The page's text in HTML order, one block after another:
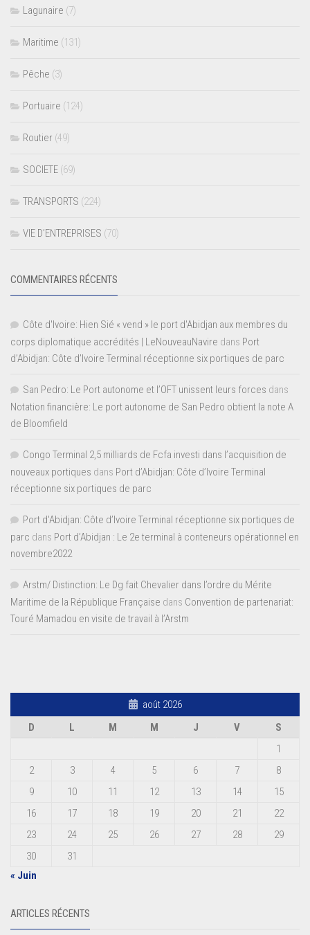
Lagunaire (7)
Maritime (131)
Pêche (3)
Portuaire (124)
Routier (49)
SOCIETE (69)
TRANSPORTS (224)
VIE D’ENTREPRISES (70)
COMMENTAIRES RÉCENTS
Côte d'Ivoire: Hien Sié « vend » le port d'Abidjan aux membres du
corps diplomatique accrédités | LeNouveauNavire dans Port
d’Abidjan: Côte d’Ivoire Terminal réceptionne six portiques de parc
San Pedro: Le Port autonome et l’OFT unissent leurs forces dans
Notation financière: Le port autonome de San Pedro obtient la note A
de Bloomfield
Congo Terminal 2,5 milliards de Fcfa investi dans l’acquisition de
nouveaux portiques dans Port d’Abidjan: Côte d’Ivoire Terminal
réceptionne six portiques de parc
Port d'Abidjan: Côte d’Ivoire Terminal réceptionne six portiques de
parc dans Port d’Abidjan : Le 2e terminal à conteneurs opérationnel en
novembre2022
Arstm/ Distinction: Le Dg fait Chevalier dans l’ordre du Mérite
Maritime de la République Française dans Convention de partenariat:
Touré Mamadou en visite de travail à l’Arstm
août 2026
D
L M M J V
S
1
2
3 4 5 6 7
8
9
10 11 12 13 14
15
16
17 18 19 20 21
22
23
24 25 26 27 28
29
30
31
« Juin
ARTICLES RÉCENTS